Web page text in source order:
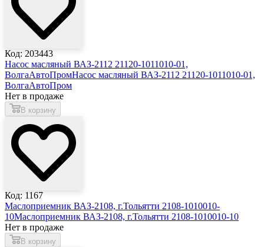
Код: 203443
Насос масляный ВАЗ-2112 21120-1011010-01,
ВолгаАвтоПромНасос масляный ВАЗ-2112 21120-1011010-01,
ВолгаАвтоПром
Нет в продаже
В корзину
Код: 1167
Маслоприемник ВАЗ-2108, г.Тольятти 2108-1010010-
10Маслоприемник ВАЗ-2108, г.Тольятти 2108-1010010-10
Нет в продаже
В корзину